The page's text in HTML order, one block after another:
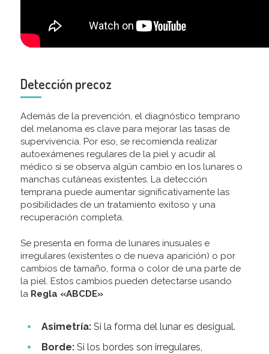
Detección precoz
Además de la prevención, el diagnóstico temprano
del melanoma es clave para mejorar las tasas de
supervivencia. Por eso, se recomienda realizar
autoexámenes regulares de la piel y acudir al
médico si se observa algún cambio en los lunares o
manchas cutáneas existentes. La detección
temprana puede aumentar significativamente las
posibilidades de un tratamiento exitoso y una
recuperación completa.
Se presenta en forma de lunares inusuales e
irregulares (existentes o de nueva aparición) o por
cambios de tamaño, forma o color de una parte de
la piel. Estos cambios pueden detectarse usando
la Regla «ABCDE»
Asimetría:Si la forma del lunar es desigual.
Borde:Si los bordes son irregulares,